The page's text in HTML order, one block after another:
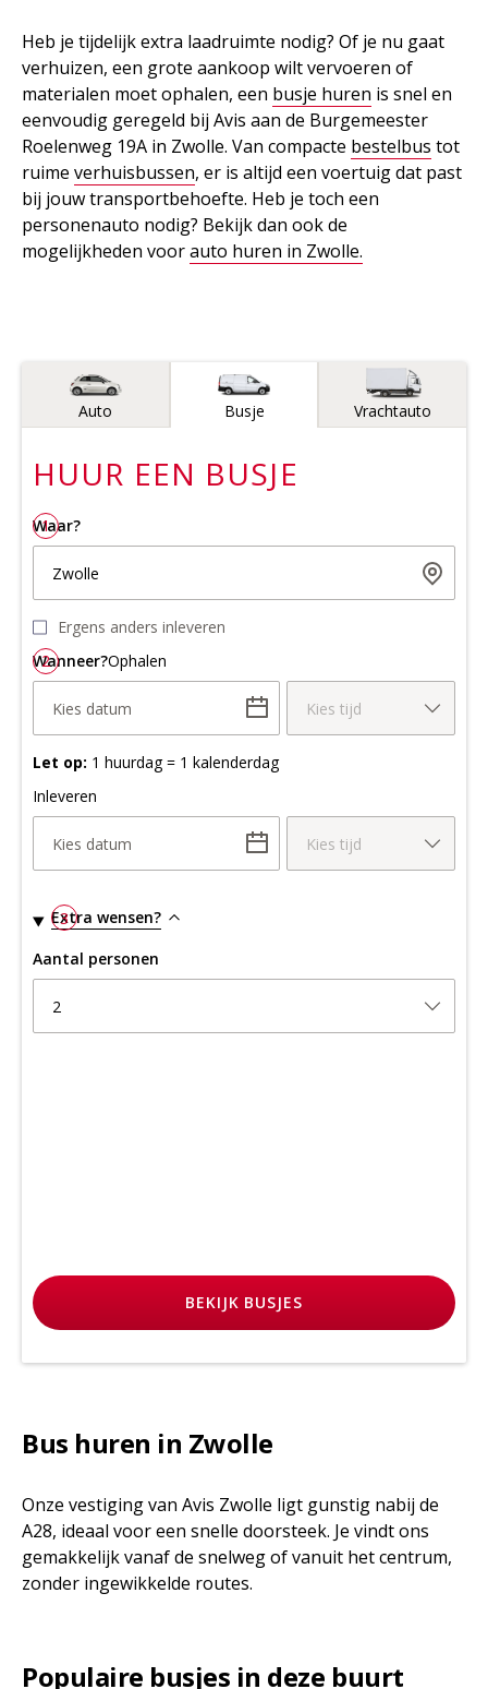
Heb je tijdelijk extra laadruimte nodig? Of je nu gaat
verhuizen, een grote aankoop wilt vervoeren of
materialen moet ophalen, een busje huren is snel en
eenvoudig geregeld bij Avis aan de Burgemeester
Roelenweg 19A in Zwolle. Van compacte bestelbus tot
ruime verhuisbussen, er is altijd een voertuig dat past
bij jouw transportbehoefte. Heb je toch een
personenauto nodig? Bekijk dan ook de
mogelijkheden voorauto huren in Zwolle.
Voertuigtype
Auto Busje Vrachtauto
HUUR EEN BUSJE
1
Waar?
Zwolle
Ergens anders inleveren
2
Wanneer?Ophalen
Kies datum Kies tijd
Let op: 1 huurdag = 1 kalenderdag
Inleveren
Kies datum Kies tijd
3
Extra wensen?
Aantal personen
2
BEKIJK BUSJES
Bus huren in Zwolle
Onze vestiging van Avis Zwolle ligt gunstig nabij de
A28, ideaal voor een snelle doorsteek. Je vindt ons
gemakkelijk vanaf de snelweg of vanuit het centrum,
zonder ingewikkelde routes.
Populaire busjes in deze buurt